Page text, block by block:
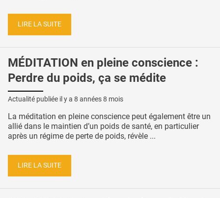
LIRE LA SUITE
MÉDITATION en pleine conscience :
Perdre du poids, ça se médite
Actualité publiée il y a 8 années 8 mois
La méditation en pleine conscience peut également être un
allié dans le maintien d’un poids de santé, en particulier
après un régime de perte de poids, révèle ...
LIRE LA SUITE